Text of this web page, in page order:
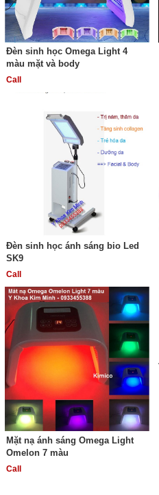
Đèn sinh học Omega Light 4
màu mặt và body
Call
Đèn sinh học ánh sáng bio Led
SK9
Call
Mặt nạ ánh sáng Omega Light
Omelon 7 màu
Call